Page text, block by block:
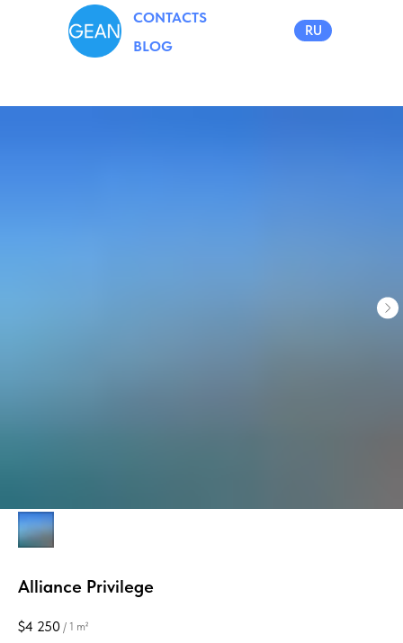
CONTACTS
BLOG
RU
Alliance Privilege
$4 250 / 1 m²